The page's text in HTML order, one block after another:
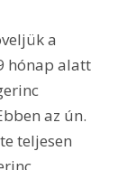
a
hónap alatt
az ún.
teljesen